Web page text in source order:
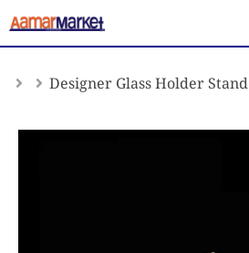
Skip
to
Designer Glass Holder Stand